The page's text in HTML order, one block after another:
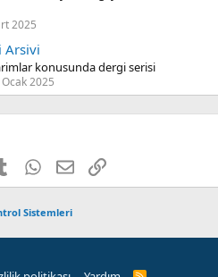
2025
Arsivi
konusunda dergi serisi
2025
Tumblr WhatsApp
E-postaLink
Sistemleri